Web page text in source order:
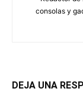
consolas y
DEJA UNA